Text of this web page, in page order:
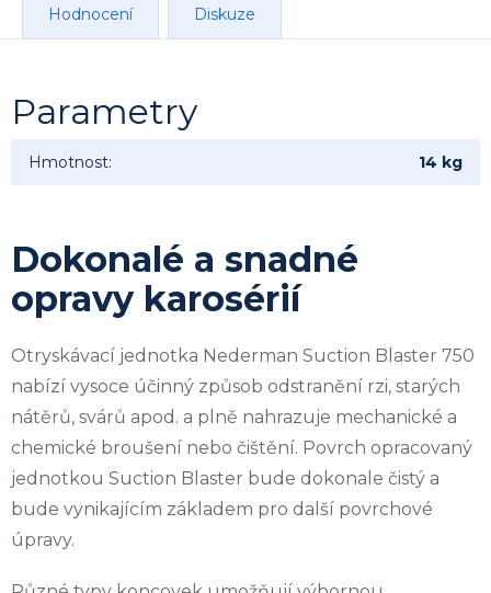
Hodnocení Diskuze
Parametry
Hmotnost: 14 kg
Dokonalé a snadné
opravy karosérií
Otryskávací jednotka Nederman Suction Blaster 750
nabízí vysoce účinný způsob odstranění rzi, starých
nátěrů, svárů apod. a plně nahrazuje mechanické a
chemické broušení nebo čištění. Povrch opracovaný
jednotkou Suction Blaster bude dokonale čistý a
bude vynikajícím základem pro další povrchové
úpravy.